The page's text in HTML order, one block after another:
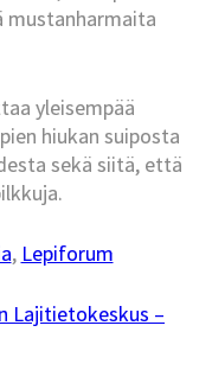
mustanharmaita
yleisempää
hiukan suiposta
sekä siitä, että
, Lepiforum
Lajitietokeskus –